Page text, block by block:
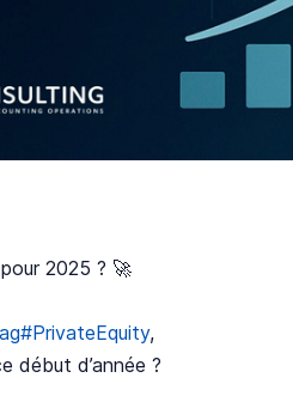
2025 ? 🚀
,
début d’année ?